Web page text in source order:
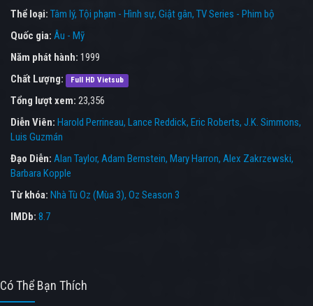
Thể loại: Tâm lý Tội phạm - Hình sự Giật gân TV Series - Phim bộ
Quốc gia: Âu - Mỹ
Năm phát hành: 1999
Chất Lượng:
Full HD Vietsub
Tổng lượt xem: 23,356
Diễn Viên: Harold Perrineau Lance Reddick Eric Roberts J.K. Simmons
Luis Guzmán
Đạo Diễn: Alan Taylor Adam Bernstein Mary Harron Alex Zakrzewski
Barbara Kopple
Từ khóa: Nhà Tù Oz (Mùa 3), Oz Season 3
IMDb: 8.7
Có Thể Bạn Thích